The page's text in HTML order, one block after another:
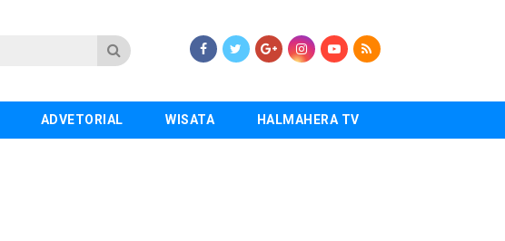
ADVETORIAL WISATA HALMAHERA TV